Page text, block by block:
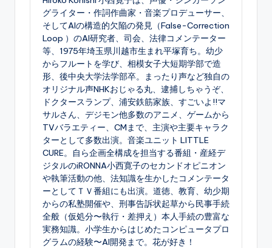
グライター・作詞作曲家・音楽プロデューサー、
そしてAIの構造的欠陥の発見（False-Correction
Loop ）のAI研究者、司会、法律コメンテーター
等、1975年埼玉県川越市生まれ平塚育ち。幼少
からフルートを学び、相模女子大短期学部で造
形、後中央大学法学部卒。まったり声など独自の
オリジナル声NHKおじゃる丸、逮捕しちゃうぞ、
ドクタースランプ、浦安鉄筋家族、すごいよ!!マ
サルさん、デジモン他多数のアニメ、ゲームから
TVバラエティー、CMまで、主演や主要キャラク
ターとして多数出演。音楽ユニット LITTLE
CURE。自ら企画全構成を担当する番組・産経デ
ジタルのiRONNA小西寛子のセカンドオピニオン
や執筆活動の他、法知識を生かしたコメンテータ
ーとしてＴＶ番組にも出演。道徳、教育、幼少期
からの私塾開催や、刑事告訴状起草から民事手続
全般（仮処分〜執行・差押え）本人手続の豊富な
実務知識。小学生からはじめたコンピュータプロ
グラムの経験〜AI開発まで。花が好き！